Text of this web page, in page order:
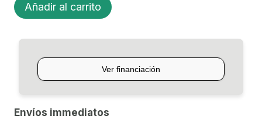
P/ACÚSTICA
PORT
cantidad
Añadir al carrito
Envíos immediatos